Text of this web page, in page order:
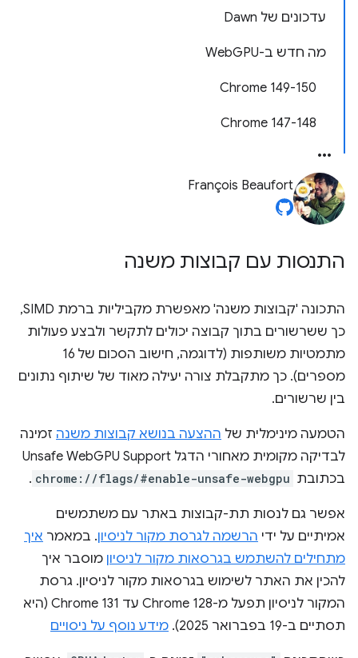
עדכונים של Dawn
מה חדש ב-WebGPU
‫Chrome 149-150
‫Chrome 147-148
François Beaufort
התנסות עם קבוצות משנה
התכונה 'קבוצות משנה' מאפשרת מקביליות ברמת SIMD,
כך ששרשורים בתוך קבוצה יכולים לתקשר ולבצע פעולות
מתמטיות משותפות (לדוגמה, חישוב הסכום של 16
מספרים). כך מתקבלת צורה יעילה מאוד של שיתוף נתונים
בין שרשורים.
הטמעה מינימלית של ההצעה בנושא קבוצות משנה זמינה
לבדיקה מקומית מאחורי הדגל Unsafe WebGPU Support
בכתובת chrome://flags/#enable-unsafe-webgpu
.
אפשר גם לנסות תת-קבוצות באתר עם משתמשים
אמיתיים על ידי הרשמה לגרסת מקור לניסיון. במאמר איך
מתחילים להשתמש בגרסאות מקור לניסיון מוסבר איך
להכין את האתר לשימוש בגרסאות מקור לניסיון. גרסת
המקור לניסיון תפעל מ-Chrome 128 עד Chrome 131 (היא
תסתיים ב-19 בפברואר 2025).
מידע נוסף על ניסויים